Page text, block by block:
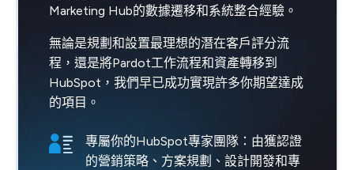
Marketing Hub的數據遷移和系統整合經驗。
無論是規劃和設置最理想的潛在客戶評分流
程，還是將Pardot工作流程和資產轉移到
HubSpot，我們早已成功實現許多你期望達成
的項目。
專屬你的HubSpot專家團隊：由獲認證
的營銷策略、方案規劃、設計開發和專